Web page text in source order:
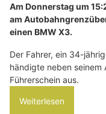
Am Donnerstag um
am
einen BMW X3.
Der Fahrer, ein 34-
händigte neben seinem
Führerschein aus.
Weiterlesen